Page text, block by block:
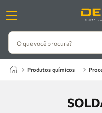
O que você procura?
produtos químicos